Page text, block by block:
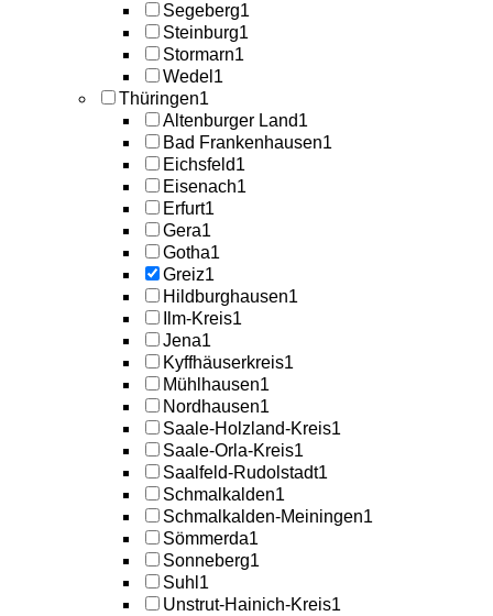
Segeberg1
Steinburg1
Stormarn1
Wedel 1
Thüringen1
Altenburger Land1
Bad Frankenhausen1
Eichsfeld1
Eisenach1
Erfurt1
Gera1
Gotha1
Greiz1
Hildburghausen1
Ilm-Kreis1
Jena1
Kyffhäuserkreis1
Mühlhausen1
Nordhausen1
Saale-Holzland-Kreis1
Saale-Orla-Kreis1
Saalfeld-Rudolstadt1
Schmalkalden1
Schmalkalden-Meiningen1
Sömmerda1
Sonneberg1
Suhl 1
Unstrut-Hainich-Kreis1